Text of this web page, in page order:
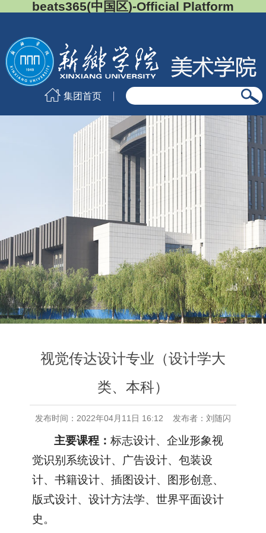
beats365(中国区)-Official Platform
集团首页
视觉传达设计专业（设计学大
类、本科）
发布时间：2022年04月11日 16:12 发布者：刘随闪
主要课程：标志设计、企业形象视
觉识别系统设计、广告设计、包装设
计、书籍设计、插图设计、图形创意、
版式设计、设计方法学、世界平面设计
史。